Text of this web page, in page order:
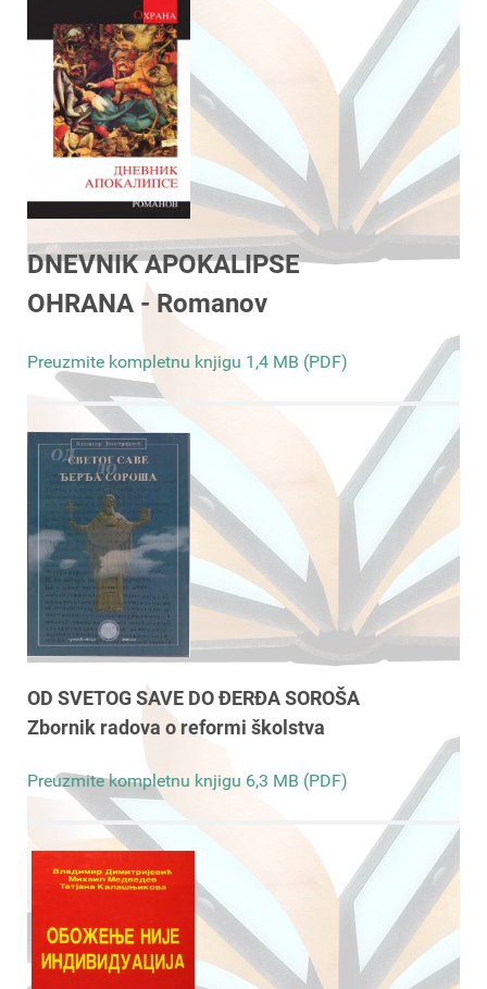
DNEVNIK APOKALIPSE
OHRANA - Romanov
Preuzmite kompletnu knjigu 1,4 MB (PDF)
OD SVETOG SAVE DO ĐERĐA SOROŠA
Zbornik radova o reformi školstva
Preuzmite kompletnu knjigu 6,3 MB (PDF)